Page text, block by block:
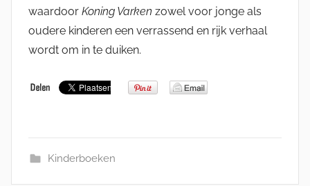
waardoor Koning Varken zowel voor jonge als
oudere kinderen een verrassend en rijk verhaal
wordt om in te duiken.
Kinderboeken